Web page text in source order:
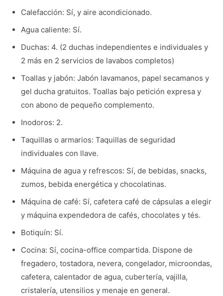
Calefacción: Sí, y aire acondicionado.
Agua caliente: Sí.
Duchas: 4. (2 duchas independientes e individuales y
2 más en 2 servicios de lavabos completos)
Toallas y jabón: Jabón lavamanos, papel secamanos y
gel ducha gratuitos. Toallas bajo petición expresa y
con abono de pequeño complemento.
Inodoros: 2.
Taquillas o armarios: Taquillas de seguridad
individuales con llave.
Máquina de agua y refrescos: Sí, de bebidas, snacks,
zumos, bebida energética y chocolatinas.
Máquina de café: Sí, cafetera café de cápsulas a elegir
y máquina expendedora de cafés, chocolates y tés.
Botiquín: Sí.
Cocina: Sí, cocina-office compartida. Dispone de
fregadero, tostadora, nevera, congelador, microondas,
cafetera, calentador de agua, cubertería, vajilla,
cristalería, utensilios y menaje en general.